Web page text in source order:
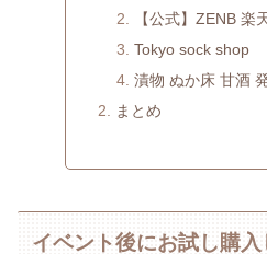
【公式】ZENB 楽
Tokyo sock shop
漬物 ぬか床 甘酒
まとめ
イベント後にお試し購